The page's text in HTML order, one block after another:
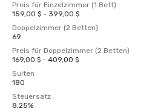
Preis für Einzelzimmer (1 Bett)
159,00 $ - 399,00 $
Doppelzimmer (2 Betten)
69
Preis für Doppelzimmer (2 Betten)
169,00 $ - 409,00 $
Suiten
180
Steuersatz
8,25%